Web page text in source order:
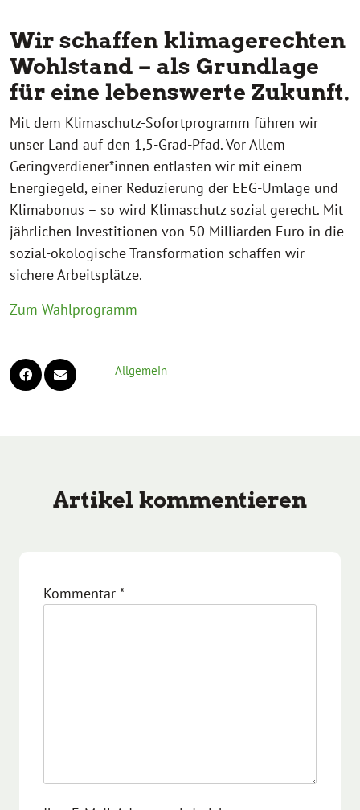
Wir schaffen klimagerechten
Wohlstand – als Grundlage
für eine lebenswerte Zukunft.
Mit dem Klimaschutz-Sofortprogramm führen wir
unser Land auf den 1,5-Grad-Pfad. Vor Allem
Geringverdiener*innen entlasten wir mit einem
Energiegeld, einer Reduzierung der EEG-Umlage und
Klimabonus – so wird Klimaschutz sozial gerecht. Mit
jährlichen Investitionen von 50 Milliarden Euro in die
sozial-ökologische Transformation schaffen wir
sichere Arbeitsplätze.
Zum Wahlprogramm
Allgemein
Artikel kommentieren
Kommentar *